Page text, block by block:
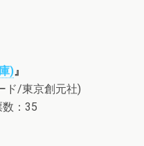
)』
ド/東京創元社)
：35